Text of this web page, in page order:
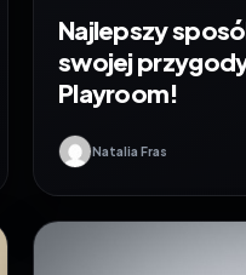
Najlepszy
swojej
Playroom!
Natalia Fras